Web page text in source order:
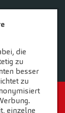
die
zu
besser
zu
einzelne